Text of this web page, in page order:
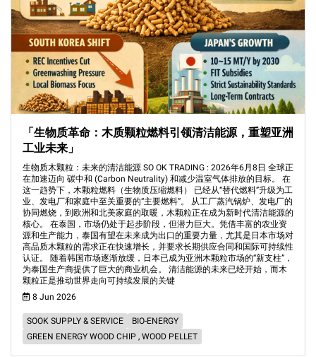
「生物质革命：木质颗粒燃料引领清洁能源，重塑亚洲
工业未来」
生物质木颗粒：未来的清洁能源 SO OK TRADING : 2026年6月8日 全球正
在加速迈向 碳中和 (Carbon Neutrality) 和减少温室气体排放的目标。 在
这一趋势下，木颗粒燃料（生物质压缩燃料） 已经从“替代燃料”升级为工
业、发电厂和家庭中至关重要的“主要燃料”。 从工厂蒸汽锅炉、发电厂的
协同燃烧，到欧洲和北美家庭的取暖，木颗粒正在成为新时代清洁能源的
核心。 在泰国，市场仍处于起步阶段，但潜力巨大。凭借丰富的农业资
源和生产能力，泰国有望在未来成为出口的重要力量，尤其是日本市场对
高品质木颗粒的需求正在快速增长，并要求长期供应合同和国际可持续性
认证。 随着韩国市场逐渐放缓，日本已成为亚洲木颗粒市场的“新支柱”，
为泰国生产商提供了巨大的商业机会。 清洁能源的未来已经开始，而木
颗粒正是推动世界走向可持续发展的关键
8 Jun 2026
SOOK SUPPLY & SERVICE
BIO-ENERGY
GREEN ENERGY WOOD CHIP , WOOD PELLET